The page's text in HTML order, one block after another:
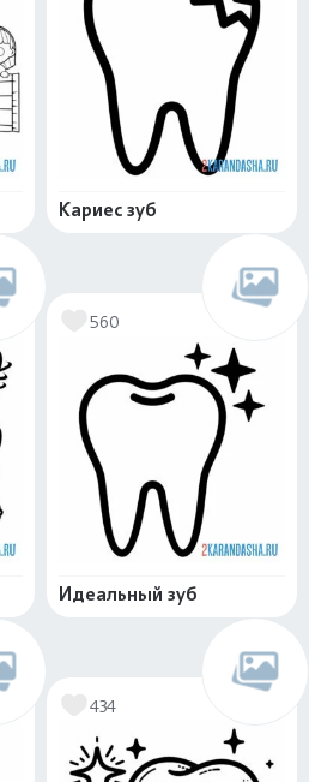
Кариес зуб
560
Идеальный зуб
434